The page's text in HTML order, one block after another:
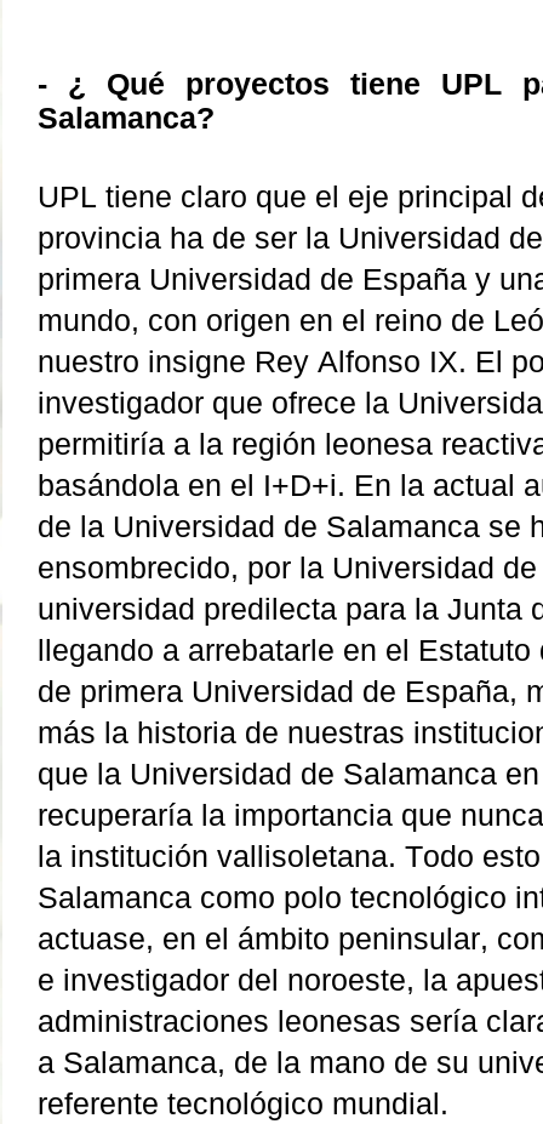
- ¿ Qué proyectos tiene UPL
Salamanca?
UPL tiene claro que el eje principal
provincia ha de ser la Universidad
primera Universidad de España y
mundo, con origen en el reino de
nuestro insigne Rey Alfonso IX. El
investigador que ofrece la
permitiría a la región leonesa
basándola en el I+D+i. En la actual
de la Universidad de Salamanca se
ensombrecido, por la Universidad
universidad predilecta para la Junta
llegando a arrebatarle en el
de primera Universidad de España,
más la historia de nuestras
que la Universidad de Salamanca
recuperaría la importancia que
la institución vallisoletana. Todo
Salamanca como polo tecnológico
actuase, en el ámbito peninsular,
e investigador del noroeste, la
administraciones leonesas sería
a Salamanca, de la mano de su
referente tecnológico mundial.